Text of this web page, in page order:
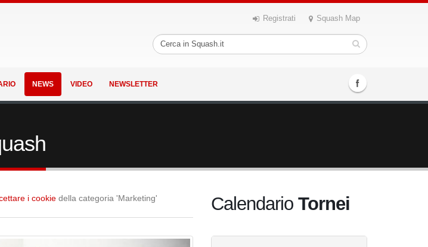
Registrati Squash Map
NEWS VIDEO NEWSLETTER
i cookie della categoria 'Marketing' Calendario Tornei